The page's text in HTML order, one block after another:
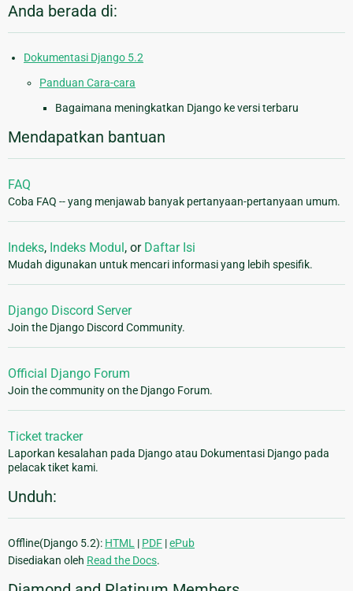
Anda berada di:
Dokumentasi Django 5.2
Panduan Cara-cara
Bagaimana meningkatkan Django ke versi terbaru
Mendapatkan bantuan
FAQ
Coba FAQ -- yang menjawab banyak pertanyaan-pertanyaan umum.
Indeks, Indeks Modul , or Daftar Isi
Mudah digunakan untuk mencari informasi yang lebih spesifik.
Django Discord Server
Join the Django Discord Community.
Official Django Forum
Join the community on the Django Forum.
Ticket tracker
Laporkan kesalahan pada Django atau Dokumentasi Django pada
pelacak tiket kami.
Unduh:
Offline(Django 5.2): HTML | PDF |ePub
Disediakan oleh Read the Docs.